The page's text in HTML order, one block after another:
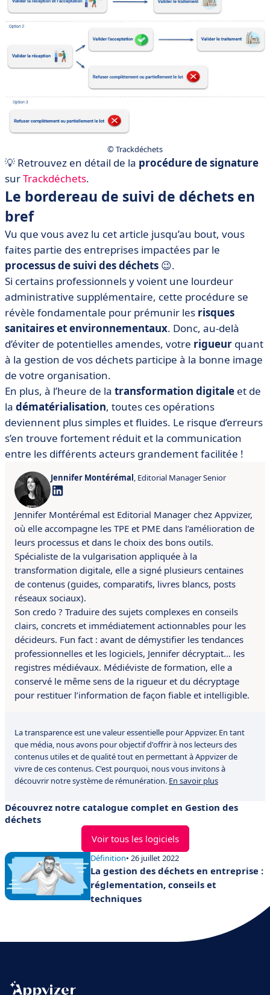
© Trackdéchets
💡 Retrouvez en détail de la procédure de signature
surTrackdéchets.
Le bordereau de suivi de déchets en
bref
Vu que vous avez lu cet article jusqu’au bout, vous
faites partie des entreprises impactées par le
processus de suivi des déchets 😉.
Si certains professionnels y voient une lourdeur
administrative supplémentaire, cette procédure se
révèle fondamentale pour prémunir les risques
sanitaires et environnementaux. Donc, au-delà
d’éviter de potentielles amendes, votre rigueur quant
à la gestion de vos déchets participe à la bonne image
de votre organisation.
En plus, à l’heure de la transformation digitale et de
la dématérialisation, toutes ces opérations
deviennent plus simples et fluides. Le risque d’erreurs
s’en trouve fortement réduit et la communication
entre les différents acteurs grandement facilitée !
Jennifer Montérémal, Editorial Manager Senior
Jennifer Montérémal est Editorial Manager chez Appvizer,
où elle accompagne les TPE et PME dans l’amélioration de
leurs processus et dans le choix des bons outils.
Spécialiste de la vulgarisation appliquée à la
transformation digitale, elle a signé plusieurs centaines
de contenus (guides, comparatifs, livres blancs, posts
réseaux sociaux).
Son credo ? Traduire des sujets complexes en conseils
clairs, concrets et immédiatement actionnables pour les
décideurs. Fun fact : avant de démystifier les tendances
professionnelles et les logiciels, Jennifer décryptait… les
registres médiévaux. Médiéviste de formation, elle a
conservé le même sens de la rigueur et du décryptage
pour restituer l’information de façon fiable et intelligible.
La transparence est une valeur essentielle pour Appvizer. En tant
que média, nous avons pour objectif d'offrir à nos lecteurs des
contenus utiles et de qualité tout en permettant à Appvizer de
vivre de ces contenus. C'est pourquoi, nous vous invitons à
découvrir notre système de rémunération. En savoir plus
Découvrez notre catalogue complet en Gestion des
déchets
Voir tous les logiciels
Définition• 26 juillet 2022
La gestion des déchets en entreprise :
réglementation, conseils et
techniques